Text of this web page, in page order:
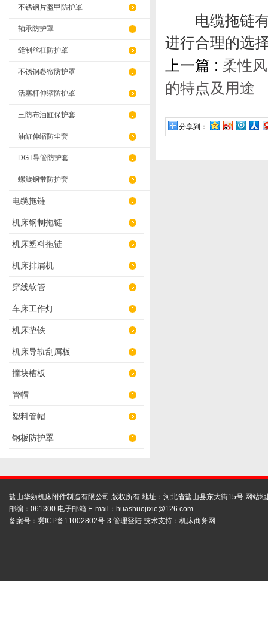
不锈钢片盔甲防护罩
轴承防护罩
缝制丝杠防护罩
不锈钢卷帘防护罩
活塞杆伸缩防护罩
三防布油缸保护套
油缸伸缩防尘套
DGT导管防护套
螺旋钢带防护套
电缆拖链
机床钢制拖链
机床塑料拖链
机床排屑机
穿线软管
车床工作灯
机床垫铁
机床导轨刮屑板
撞块槽板
管帽
塑料管帽
钢板防护罩
电缆拖链有
进行合理的选
上一篇 : 柔性
的特点及用途
分享到：
盐山华蒴机床附件制造有限公司 版权所有 地址：河北省盐山县东大街15号 网站
邮编：061300 电子邮箱 E-mail： huashuojixie@126.com
备案号： 冀ICP备11002802号-3 管理登陆 技术支持： 机床商务网